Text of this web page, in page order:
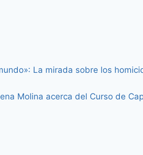
La mirada sobre los
Molina acerca del Curso de